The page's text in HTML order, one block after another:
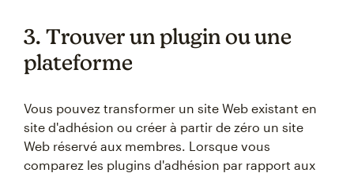
3. Trouver un plugin ou une
plateforme
Vous pouvez transformer un site Web existant en
site d'adhésion ou créer à partir de zéro un site
Web réservé aux membres. Lorsque vous
comparez les plugins d'adhésion par rapport aux